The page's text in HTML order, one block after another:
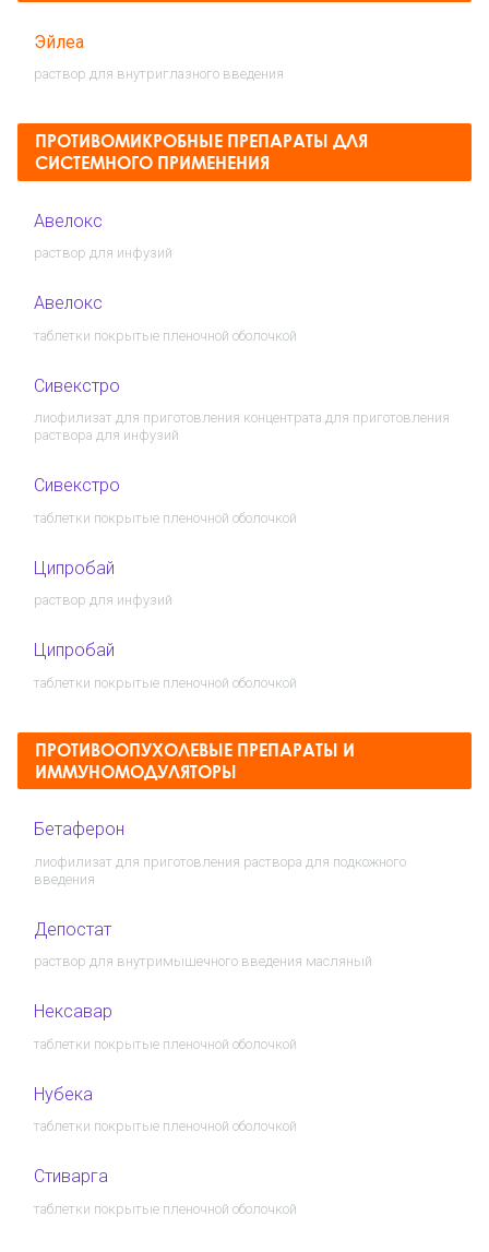
Эйлеа
раствор для внутриглазного введения
ПРОТИВОМИКРОБНЫЕ ПРЕПАРАТЫ ДЛЯ
СИСТЕМНОГО ПРИМЕНЕНИЯ
Авелокс
раствор для инфузий
Авелокс
таблетки покрытые пленочной оболочкой
Сивекстро
лиофилизат для приготовления концентрата для приготовления
раствора для инфузий
Сивекстро
таблетки покрытые пленочной оболочкой
Ципробай
раствор для инфузий
Ципробай
таблетки покрытые пленочной оболочкой
ПРОТИВООПУХОЛЕВЫЕ ПРЕПАРАТЫ И
ИММУНОМОДУЛЯТОРЫ
Бетаферон
лиофилизат для приготовления раствора для подкожного
введения
Депостат
раствор для внутримышечного введения масляный
Нексавар
таблетки покрытые пленочной оболочкой
Нубека
таблетки покрытые пленочной оболочкой
Стиварга
таблетки покрытые пленочной оболочкой